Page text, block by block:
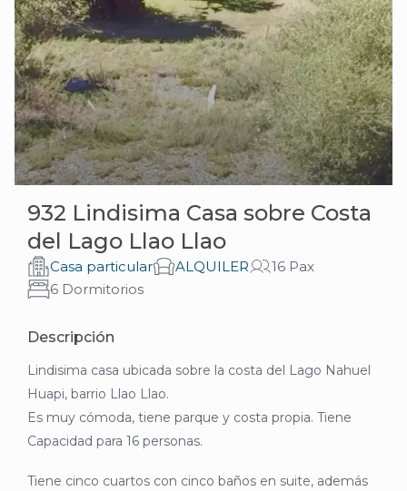
932 Lindisima Casa sobre Costa
del Lago Llao Llao
Casa particular ALQUILER
16 Pax
6 Dormitorios
Descripción
Lindisima casa ubicada sobre la costa del Lago Nahuel
Huapi, barrio Llao Llao.
Es muy cómoda, tiene parque y costa propia. Tiene
Capacidad para 16 personas.
Tiene cinco cuartos con cinco baños en suite, además